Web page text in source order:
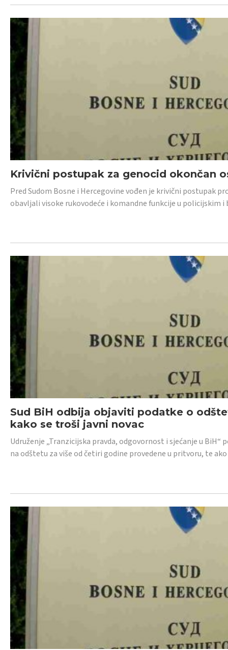
Krivični postupak za genocid okončan
Pred Sudom Bosne i Hercegovine vođen je krivični postupak
obavljali visoke rukovodeće i komandne funkcije u policijskim
Sud BiH odbija objaviti podatke o
kako se troši javni novac
Udruženje „Tranzicijska pravda, odgovornost i sjećanje u
na odštetu za više od četiri godine provedene u pritvoru, te